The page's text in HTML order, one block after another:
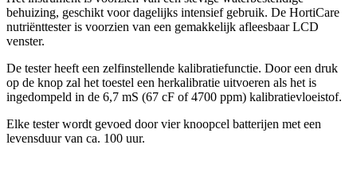
behuizing, geschikt voor dagelijks intensief gebruik. De HortiCare
nutriënttester is voorzien van een gemakkelijk afleesbaar LCD
venster.
De tester heeft een zelfinstellende kalibratiefunctie. Door een druk
op de knop zal het toestel een herkalibratie uitvoeren als het is
ingedompeld in de 6,7 mS (67 cF of 4700 ppm) kalibratievloeistof.
Elke tester wordt gevoed door vier knoopcel batterijen met een
levensduur van ca. 100 uur.